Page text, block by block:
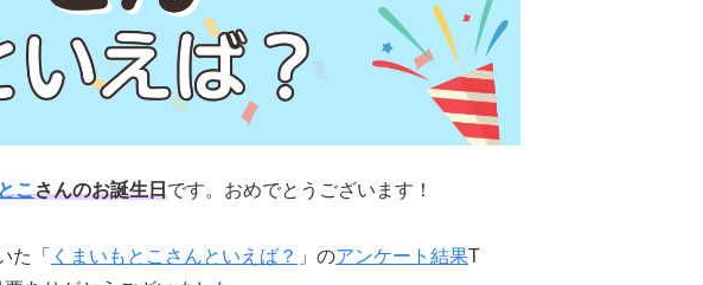
こさんのお誕生日です。おめでとうございます！
た「 くまいもとこさんといえば？ 」のアンケート結果T